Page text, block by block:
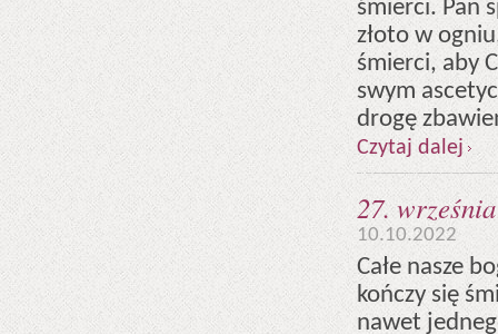
śmierci. Pan
złoto w
śmierci, aby
swym
drogę
Czytaj dalej
27.
10.10.2022
Całe nasze
kończy się
nawet